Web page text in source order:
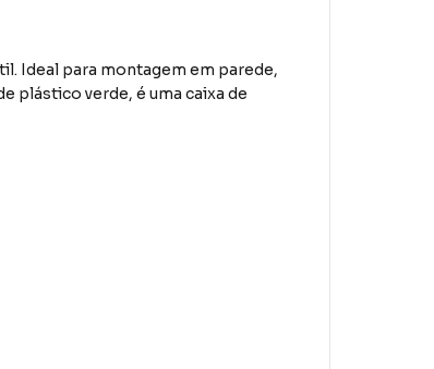
Ideal para montagem em parede,
plástico verde, é uma caixa de